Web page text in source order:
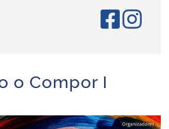
Direitos Humanos
o Compor I